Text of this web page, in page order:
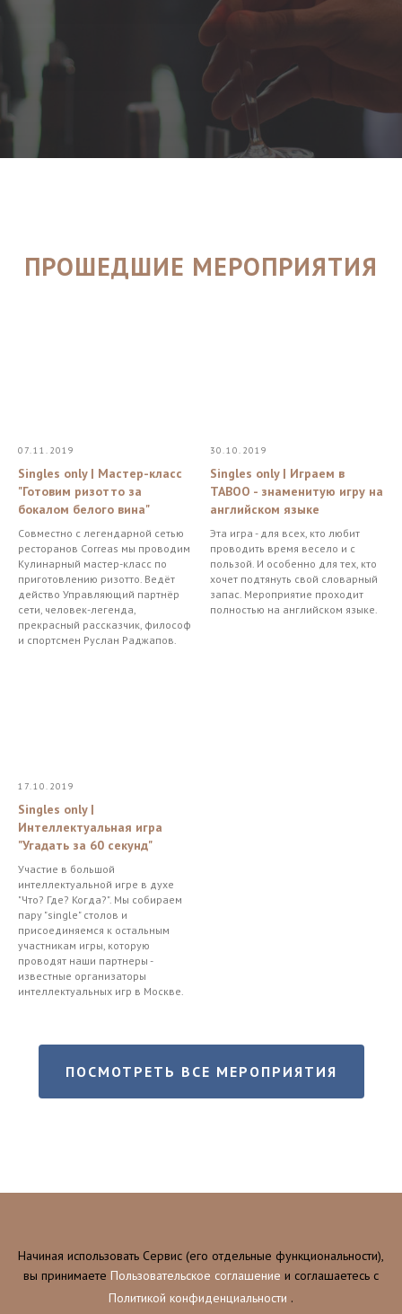
ПРОШЕДШИЕ МЕРОПРИЯТИЯ
07.11.2019
Singles only | Мастер-класс
"Готовим ризотто за
бокалом белого вина"
Совместно с легендарной сетью
ресторанов Correas мы проводим
Кулинарный мастер-класс по
приготовлению ризотто. Ведёт
действо Управляющий партнёр
сети, человек-легенда,
прекрасный рассказчик, философ
и спортсмен Руслан Раджапов.
30.10.2019
Singles only | Играем в
TABOO - знаменитую игру на
английском языке
Эта игра - для всех, кто любит
проводить время весело и с
пользой. И особенно для тех, кто
хочет подтянуть свой словарный
запас. Мероприятие проходит
полностью на английском языке.
17.10.2019
Singles only |
Интеллектуальная игра
"Угадать за 60 секунд"
Участие в большой
интеллектуальной игре в духе
"Что? Где? Когда?". Мы собираем
пару "single" столов и
присоединяемся к остальным
участникам игры, которую
проводят наши партнеры -
известные организаторы
интеллектуальных игр в Москве.
ПОСМОТРЕТЬ ВСЕ МЕРОПРИЯТИЯ
Начиная использовать Сервис (его отдельные функциональности),
вы принимаете Пользовательское соглашение и соглашаетесь c
Политикой конфиденциальности .